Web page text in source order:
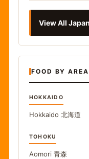
View All
FOOD BY AREA
HOKKAIDO
Hokkaido 北海道
TOHOKU
Aomori 青森